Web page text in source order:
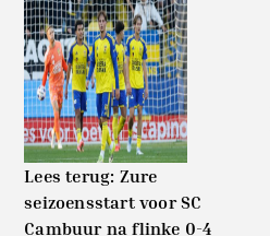
Lees terug: Zure
seizoensstart voor SC
Cambuur na flinke 0-4